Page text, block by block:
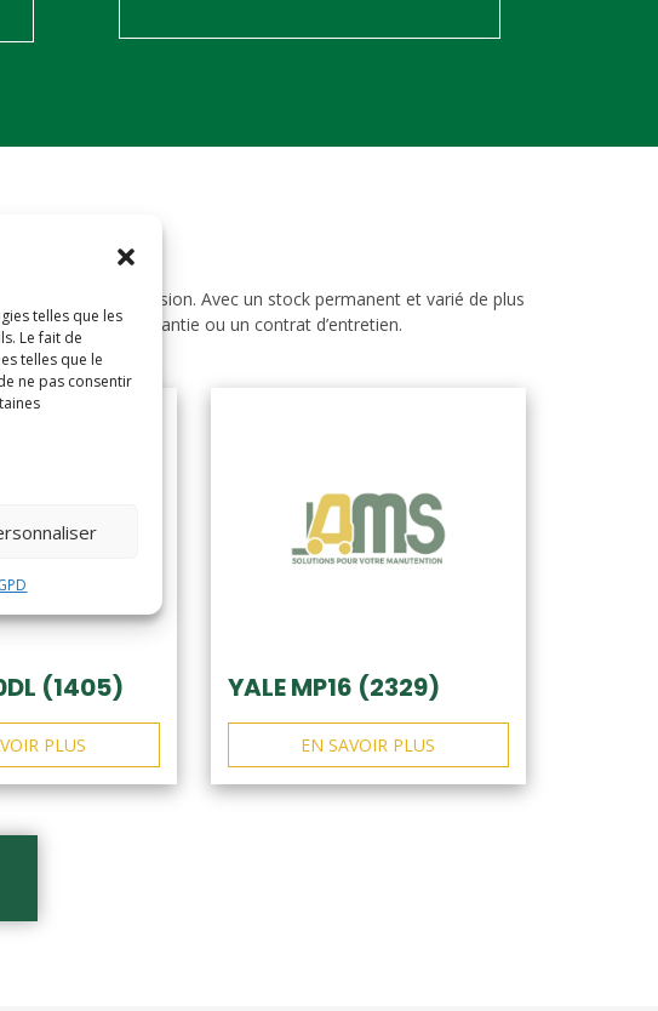
telles que les
Le fait de
telles que le
ne pas consentir
d’occasion. Avec un stock permanent et varié de plus
partir avec une garantie ou un contrat d’entretien.
(1405)
PLUS
YALE MP16 (2329)
EN SAVOIR PLUS